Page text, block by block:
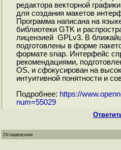
редактора векторной
для создания макетов
Программа написана на
библиотеки GTK и
лицензией GPLv3. В
подготовлены в форме
формате snap. Интерфейс
рекомендациями,
OS, и сфокусирован на
интуитивной понятности и
Подробнее: https://
num=55029
Оглавление